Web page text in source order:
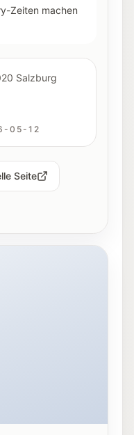
Zeiten machen
Salzburg
05-12
Seite
Salzburg bei Nacht.